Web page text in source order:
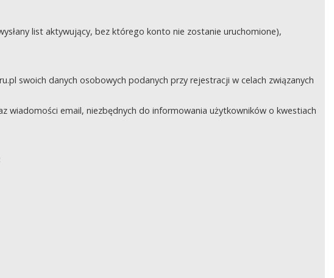
list aktywujący, bez którego konto nie zostanie uruchomione),
swoich danych osobowych podanych przy rejestracji w celach związanych
email, niezbędnych do informowania użytkowników o kwestiach